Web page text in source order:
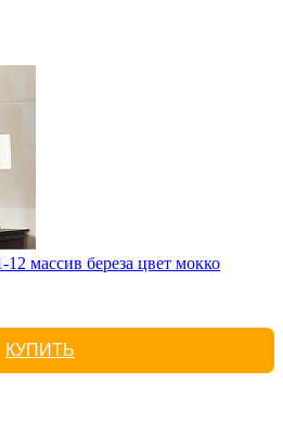
массив береза цвет мокко
КУПИТЬ